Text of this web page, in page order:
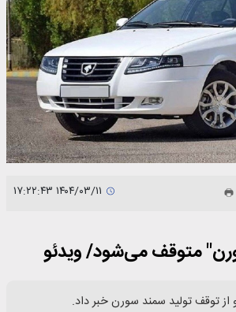
متوقف می‌شود​/ ویدئو
از توقف تولید سمند سورن خبر داد.